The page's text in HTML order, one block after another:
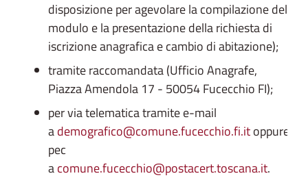
disposizione per agevolare la compilazione del
modulo e la presentazione della richiesta di
iscrizione anagrafica e cambio di abitazione);
tramite raccomandata (Ufficio Anagrafe,
Piazza Amendola 17 - 50054 Fucecchio FI);
per via telematica tramite e-mail
ademografico@comune.fucecchio.fi.itoppure
pec
acomune.fucecchio@postacert.toscana.it.